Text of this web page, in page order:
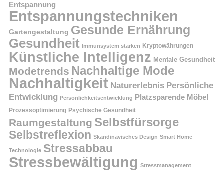
Entspannung
Entspannungstechniken
Gartengestaltung Gesunde Ernährung
Gesundheit Immunsystem stärken Kryptowährungen
Künstliche Intelligenz Mentale Gesundheit
Modetrends Nachhaltige Mode
Nachhaltigkeit Naturerlebnis Persönliche
Entwicklung Persönlichkeitsentwicklung Platzsparende Möbel
Prozessoptimierung Psychische Gesundheit
Raumgestaltung Selbstfürsorge
Selbstreflexion Skandinavisches Design Smart Home
Technologie Stressabbau
Stressbewältigung Stressmanagement